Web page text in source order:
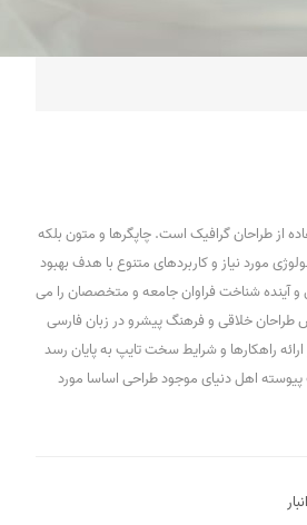
از طراحان گرافیک است. چاپگرها و متون بلکه
مورد نیاز و کاربردهای متنوع با هدف بهبود
آینده شناخت فراوان جامعه و متخصصان را می
طراحان خلاقی و فرهنگ پیشرو در زبان فارسی
راهکارها و شرایط سخت تایپ به پایان رسد
اهل دنیای موجود طراحی اساسا مورد